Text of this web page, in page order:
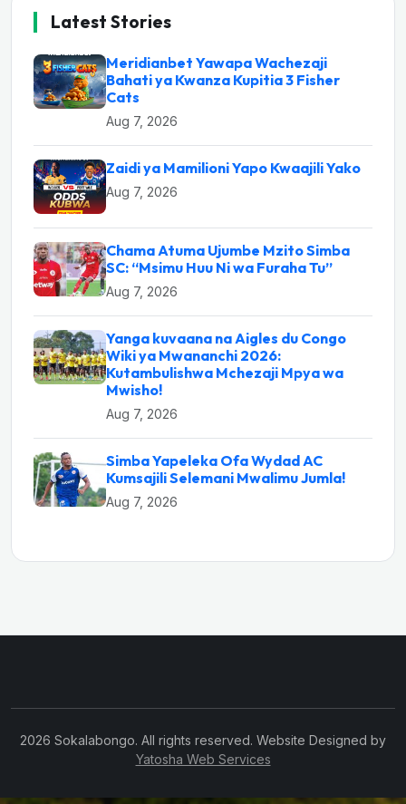
Latest Stories
Meridianbet Yawapa Wachezaji
Bahati ya Kwanza Kupitia 3 Fisher
Cats
Aug 7, 2026
Zaidi ya Mamilioni Yapo Kwaajili Yako
Aug 7, 2026
Chama Atuma Ujumbe Mzito Simba
SC: “Msimu Huu Ni wa Furaha Tu”
Aug 7, 2026
Yanga kuvaana na Aigles du Congo
Wiki ya Mwananchi 2026:
Kutambulishwa Mchezaji Mpya wa
Mwisho!
Aug 7, 2026
Simba Yapeleka Ofa Wydad AC
Kumsajili Selemani Mwalimu Jumla!
Aug 7, 2026
2026 Sokalabongo. All rights reserved. Website Designed by
Yatosha Web Services